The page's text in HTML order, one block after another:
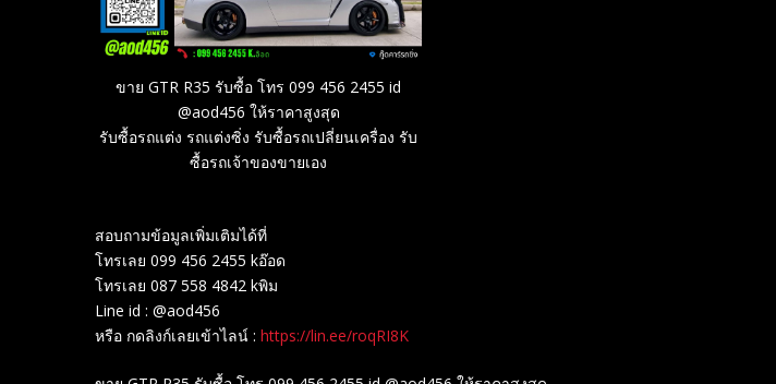
ขาย GTR R35 รับซื้อ โทร 099 456 2455 id
@aod456 ให้ราคาสูงสุด
รับซื้อรถแต่ง รถแต่งซิ่ง รับซื้อรถเปลี่ยนเครื่อง รับ
ซื้อรถเจ้าของขายเอง
สอบถามข้อมูลเพิ่มเติมได้ที่
โทรเลย 099 456 2455 kอ๊อด
โทรเลย 087 558 4842 kพิม
Line id : @aod456
หรือ กดลิงก์เลยเข้าไลน์ : https://lin.ee/roqRI8K